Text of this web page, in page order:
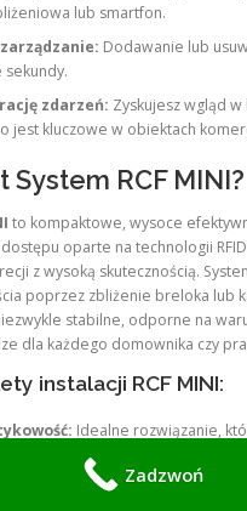
lub smartfon.
Dodawanie lub
sekundy.
zdarzeń: Zyskujesz wgląd
jest kluczowe w obiektach
System RCF MINI?
to kompaktowe, wysoce
oparte na technologii
z wysoką skutecznością.
poprzez zbliżenie breloka lub
stabilne, odporne na
dla każdego domownika czy
instalacji RCF MINI:
Idealne rozwiązanie,
mechaniczne zamka.
Możliwość rozbudowy o
Zadzwoń